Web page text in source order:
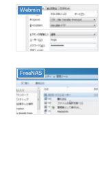
Webmin
FreeNAS